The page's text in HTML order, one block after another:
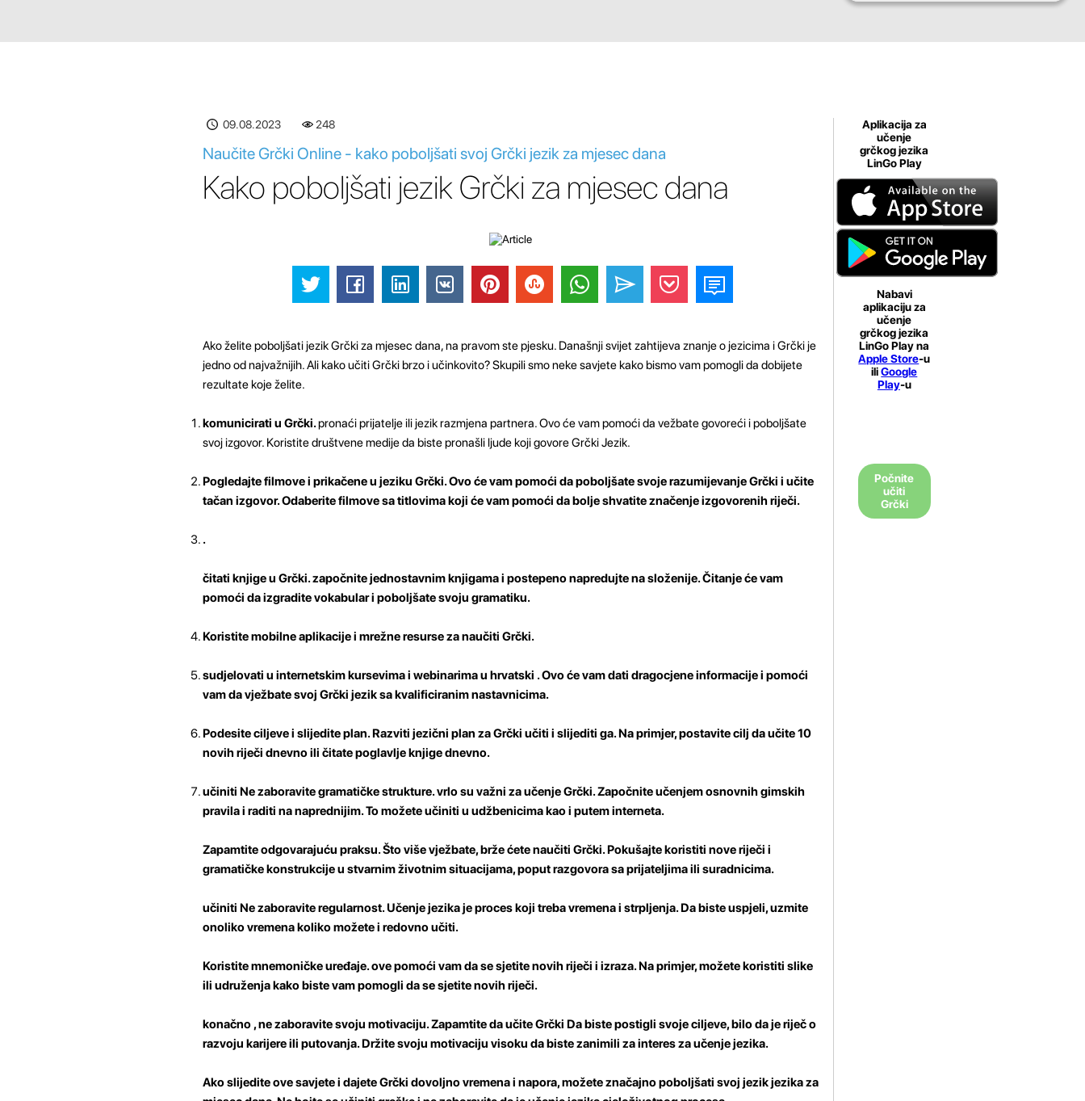
09.08.2023 248
Naučite Grčki Online - kako poboljšati svoj Grčki jezik za mjesec dana
Kako poboljšati jezik Grčki za mjesec dana
Ako želite poboljšati jezik Grčki za mjesec dana, na pravom ste pjesku. Današnji svijet zahtijeva znanje o jezicima i Grčki je
jedno od najvažnijih. Ali kako učiti Grčki brzo i učinkovito? Skupili smo neke savjete kako bismo vam pomogli da dobijete
rezultate koje želite.
komunicirati u Grčki.pronaći prijatelje ili jezik razmjena partnera. Ovo će vam pomoći da vežbate govoreći i poboljšate
svoj izgovor. Koristite društvene medije da biste pronašli ljude koji govore Grčki Jezik.
Pogledajte filmove i prikačene u jeziku Grčki.Ovo će vam pomoći da poboljšate svoje razumijevanje Grčki i učite
tačan izgovor. Odaberite filmove sa titlovima koji će vam pomoći da bolje shvatite značenje izgovorenih riječi.
.
čitati knjige u Grčki.započnite jednostavnim knjigama i postepeno napredujte na složenije. Čitanje će vam
pomoći da izgradite vokabular i poboljšate svoju gramatiku.
Koristite mobilne aplikacije i mrežne resurse za naučiti Grčki.
sudjelovati u internetskim kursevima i webinarima u hrvatski . Ovo će vam dati dragocjene informacije i pomoći
vam da vježbate svoj Grčki jezik sa kvalificiranim nastavnicima.
Podesite ciljeve i slijedite plan.Razviti jezični plan za Grčki učiti i slijediti ga. Na primjer, postavite cilj da učite 10
novih riječi dnevno ili čitate poglavlje knjige dnevno.
učiniti Ne zaboravite gramatičke strukture.vrlo su važni za učenje Grčki. Započnite učenjem osnovnih gimskih
pravila i raditi na naprednijim. To možete učiniti u udžbenicima kao i putem interneta.
Zapamtite odgovarajuću praksu.Što više vježbate, brže ćete naučiti Grčki. Pokušajte koristiti nove riječi i
gramatičke konstrukcije u stvarnim životnim situacijama, poput razgovora sa prijateljima ili suradnicima.
učiniti Ne zaboravite regularnost.Učenje jezika je proces koji treba vremena i strpljenja. Da biste uspjeli, uzmite
onoliko vremena koliko možete i redovno učiti.
Koristite mnemoničke uređaje.ove pomoći vam da se sjetite novih riječi i izraza. Na primjer, možete koristiti slike
ili udruženja kako biste vam pomogli da se sjetite novih riječi.
konačno , ne zaboravite svoju motivaciju.Zapamtite da učite Grčki Da biste postigli svoje ciljeve, bilo da je riječ o
razvoju karijere ili putovanja. Držite svoju motivaciju visoku da biste zanimili za interes za učenje jezika.
Ako slijedite ove savjete i dajete Grčki dovoljno vremena i napora, možete značajno poboljšati svoj jezik jezika za
Aplikacija za
učenje
grčkog jezika
LinGo Play
Nabavi
aplikaciju za
učenje
grčkog jezika
LinGo Play na
Apple Store-u
iliGoogle
Play-u
Počnite
učiti
Grčki